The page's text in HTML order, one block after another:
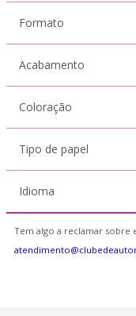
Formato
Acabamento
Coloração
Tipo de papel
Idioma
Tem algo a reclamar sobre